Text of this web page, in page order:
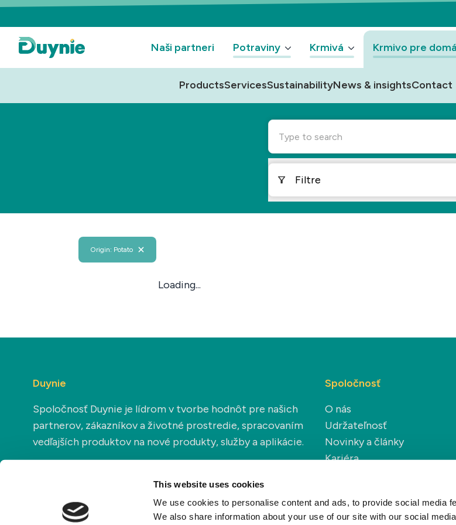
This website uses cookies
We use cookies to personalise content and ads, to provide social media
We also share information about your use of our site with our social
Naši partneri Potraviny Krmivá Krmivo pre
ProductsServicesSustainabilityNews & insightsContact
Type to search
Filtre
Origin: Potato
Loading...
Duynie
Spoločnosť Duynie je lídrom v tvorbe hodnôt pre našich
partnerov, zákazníkov a životné prostredie, spracovaním
vedľajších produktov na nové produkty, služby a aplikácie.
Spoločnosť
O nás
Udržateľnosť
Novinky a články
Kariéra